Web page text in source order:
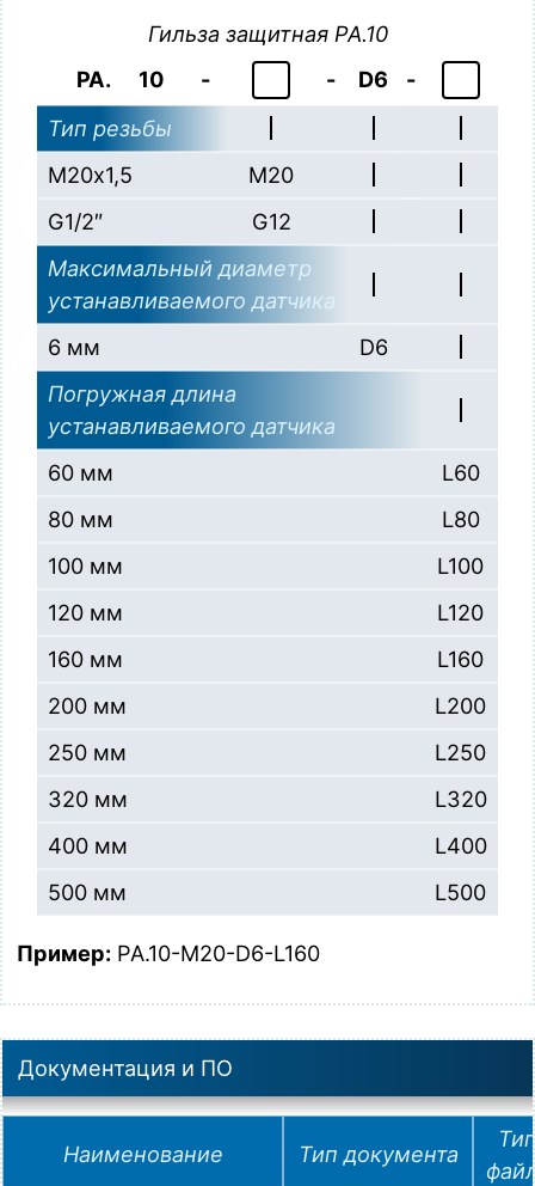
Гильза защитная PA.10
PA.
10 - - D6
-
Тип резьбы
М20х1,5
M20
G1/2″
G12
Максимальный диаметр
устанавливаемого датчика
6 мм
D6
Погружная длина
устанавливаемого датчика
60 мм
L60
80 мм
L80
100 мм
L100
120 мм
L120
160 мм
L160
200 мм
L200
250 мм
L250
320 мм
L320
400 мм
L400
500 мм
L500
Пример: PA.10-M20-D6-L160
Документация и ПО
Наименование Тип документа